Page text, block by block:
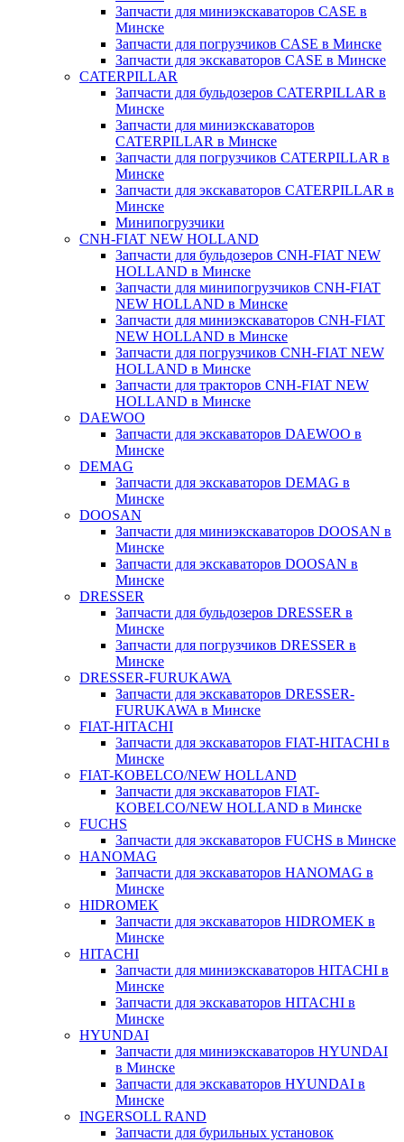
Запчасти для миниэкскаваторов CASE в
Минске
Запчасти для погрузчиков CASE в Минске
Запчасти для экскаваторов CASE в Минске
CATERPILLAR
Запчасти для бульдозеров CATERPILLAR в
Минске
Запчасти для миниэкскаваторов
CATERPILLAR в Минске
Запчасти для погрузчиков CATERPILLAR в
Минске
Запчасти для экскаваторов CATERPILLAR в
Минскe
Минипогрузчики
CNH-FIAT NEW HOLLAND
Запчасти для бульдозеров CNH-FIAT NEW
HOLLAND в Минске
Запчасти для минипогрузчиков CNH-FIAT
NEW HOLLAND в Минске
Запчасти для миниэкскаваторов CNH-FIAT
NEW HOLLAND в Минске
Запчасти для погрузчиков CNH-FIAT NEW
HOLLAND в Минске
Запчасти для тракторов CNH-FIAT NEW
HOLLAND в Минске
DAEWOO
Запчасти для экскаваторов DAEWOO в
Минске
DEMAG
Запчасти для экскаваторов DEMAG в
Минске
DOOSAN
Запчасти для миниэкскаваторов DOOSAN в
Минске
Запчасти для экскаваторов DOOSAN в
Минске
DRESSER
Запчасти для бульдозеров DRESSER в
Минске
Запчасти для погрузчиков DRESSER в
Минске
DRESSER-FURUKAWA
Запчасти для экскаваторов DRESSER-
FURUKAWA в Минске
FIAT-HITACHI
Запчасти для экскаваторов FIAT-HITACHI в
Минске
FIAT-KOBELCO/NEW HOLLAND
Запчасти для экскаваторов FIAT-
KOBELCO/NEW HOLLAND в Минске
FUCHS
Запчасти для экскаваторов FUCHS в Минске
HANOMAG
Запчасти для экскаваторов HANOMAG в
Минске
HIDROMEK
Запчасти для экскаваторов HIDROMEK в
Минске
HITACHI
Запчасти для миниэкскаваторов HITACHI в
Минске
Запчасти для экскаваторов HITACHI в
Минске
HYUNDAI
Запчасти для миниэкскаваторов HYUNDAI
в Минске
Запчасти для экскаваторов HYUNDAI в
Минске
INGERSOLL RAND
Запчасти для бурильных установок